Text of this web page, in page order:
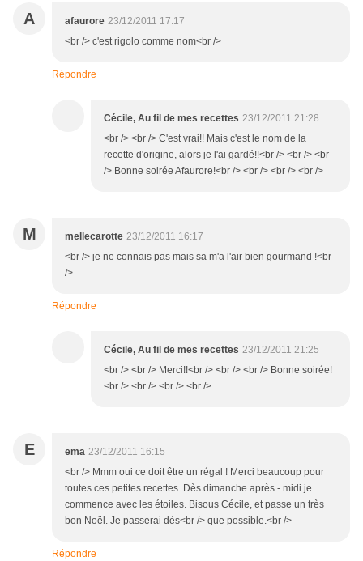
A afaurore 23/12/2011 17:17
<br /> c'est rigolo comme nom<br />
Répondre
Cécile, Au fil de mes recettes 23/12/2011 21:28
<br /> <br /> C'est vrai!! Mais c'est le nom de la
recette d'origine, alors je l'ai gardé!!<br /> <br /> <br
/> Bonne soirée Afaurore!<br /> <br /> <br /> <br />
M mellecarotte 23/12/2011 16:17
<br /> je ne connais pas mais sa m'a l'air bien gourmand !<br
/>
Répondre
Cécile, Au fil de mes recettes 23/12/2011 21:25
<br /> <br /> Merci!!<br /> <br /> <br /> Bonne soirée!
<br /> <br /> <br /> <br />
E ema 23/12/2011 16:15
<br /> Mmm oui ce doit être un régal ! Merci beaucoup pour
toutes ces petites recettes. Dès dimanche après - midi je
commence avec les étoiles. Bisous Cécile, et passe un très
bon Noël. Je passerai dès<br /> que possible.<br />
Répondre